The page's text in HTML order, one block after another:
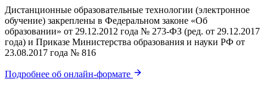
Дистанционные образовательные технологии (электронное
обучение) закреплены в Федеральном законе «Об
образовании» от 29.12.2012 года № 273-ФЗ (ред. от 29.12.2017
года) и Приказе Министерства образования и науки РФ от
23.08.2017 года № 816
Подробнее об онлайн-формате